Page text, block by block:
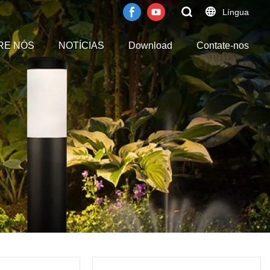
Língua
NÓS NOTÍCIAS Download Contate-nos